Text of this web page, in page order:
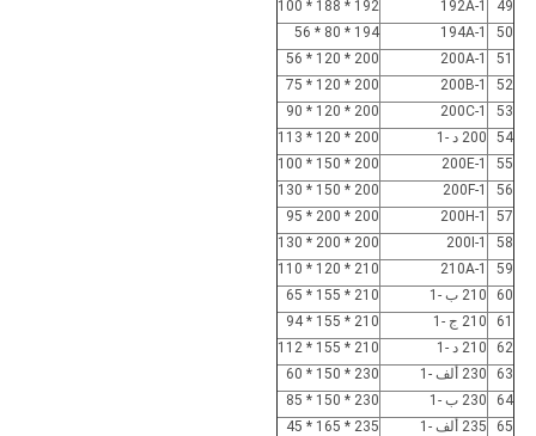
49
192A-1
192 * 188 * 100
50
194A-1
194 * 80 * 56
51
200A-1
200 * 120 * 56
52
200B-1
200 * 120 * 75
53
200C-1
200 * 120 * 90
54
200 د -1
200 * 120 * 113
55
200E-1
200 * 150 * 100
56
200F-1
200 * 150 * 130
57
200H-1
200 * 200 * 95
58
200I-1
200 * 200 * 130
59
210A-1
210 * 120 * 110
60
210 ب -1
210 * 155 * 65
61
210 ج -1
210 * 155 * 94
62
210 د -1
210 * 155 * 112
63
230 ألف -1
230 * 150 * 60
64
230 ب -1
230 * 150 * 85
65
235 ألف -1
235 * 165 * 45